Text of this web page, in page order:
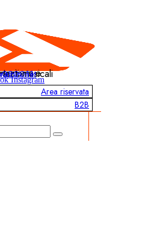
di strumenti musicali
Instagram
Area riservata
B2B